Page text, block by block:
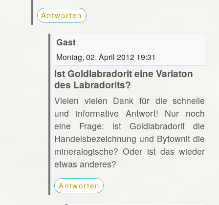
Antworten
Gast
Montag, 02. April 2012 19:31
Ist Goldlabradorit eine Variaton
des Labradorits?
Vielen vielen Dank für die schnelle
und informative Antwort! Nur noch
eine Frage: ist Goldlabradorit die
Handelsbezeichnung und Bytownit die
mineralogische? Oder ist das wieder
etwas anderes?
Antworten